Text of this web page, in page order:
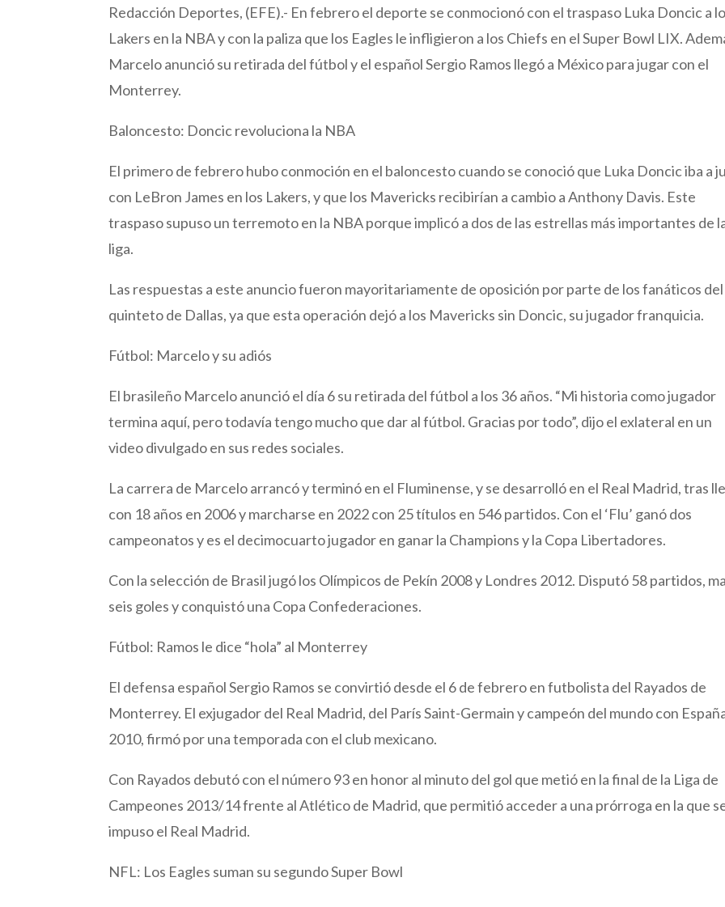
Redacción Deportes, (EFE).- En febrero el deporte se conmocionó con el traspaso Luka Doncic a
Lakers en la NBA y con la paliza que los Eagles le infligieron a los Chiefs en el Super Bowl LIX.
Marcelo anunció su retirada del fútbol y el español Sergio Ramos llegó a México para jugar con el
Monterrey.
Baloncesto: Doncic revoluciona la NBA
El primero de febrero hubo conmoción en el baloncesto cuando se conoció que Luka Doncic iba a
con LeBron James en los Lakers, y que los Mavericks recibirían a cambio a Anthony Davis. Este
traspaso supuso un terremoto en la NBA porque implicó a dos de las estrellas más importantes de
liga.
Las respuestas a este anuncio fueron mayoritariamente de oposición por parte de los fanáticos del
quinteto de Dallas, ya que esta operación dejó a los Mavericks sin Doncic, su jugador franquicia.
Fútbol: Marcelo y su adiós
El brasileño Marcelo anunció el día 6 su retirada del fútbol a los 36 años. “Mi historia como jugador
termina aquí, pero todavía tengo mucho que dar al fútbol. Gracias por todo”, dijo el exlateral en un
video divulgado en sus redes sociales.
La carrera de Marcelo arrancó y terminó en el Fluminense, y se desarrolló en el Real Madrid, tras
con 18 años en 2006 y marcharse en 2022 con 25 títulos en 546 partidos. Con el ‘Flu’ ganó dos
campeonatos y es el decimocuarto jugador en ganar la Champions y la Copa Libertadores.
Con la selección de Brasil jugó los Olímpicos de Pekín 2008 y Londres 2012. Disputó 58 partidos,
seis goles y conquistó una Copa Confederaciones.
Fútbol: Ramos le dice “hola” al Monterrey
El defensa español Sergio Ramos se convirtió desde el 6 de febrero en futbolista del Rayados de
Monterrey. El exjugador del Real Madrid, del París Saint-Germain y campeón del mundo con
2010, firmó por una temporada con el club mexicano.
Con Rayados debutó con el número 93 en honor al minuto del gol que metió en la final de la Liga de
Campeones 2013/14 frente al Atlético de Madrid, que permitió acceder a una prórroga en la que
impuso el Real Madrid.
NFL: Los Eagles suman su segundo Super Bowl